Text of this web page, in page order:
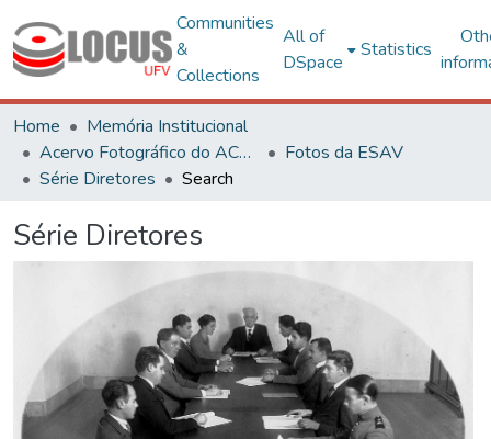
Communities
&
Collections
All of
DSpace
Statistics
Home
Memória Institucional
Acervo Fotográfico do ACH-UFV
Fotos da ESAV
Série Diretores
Search
Série Diretores